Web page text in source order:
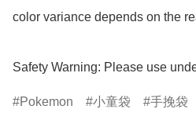
color variance depends on the
Safety Warning: Please use
Pokemon 小童袋 手挽袋